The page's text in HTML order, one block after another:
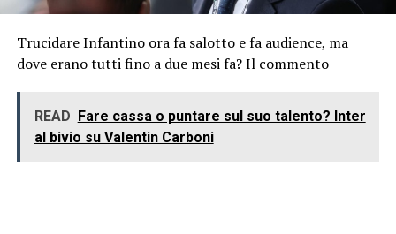
Trucidare Infantino ora fa salotto e fa audience, ma
dove erano tutti fino a due mesi fa? Il commento
READ
Fare cassa o puntare sul suo talento? Inter
al bivio su Valentin Carboni